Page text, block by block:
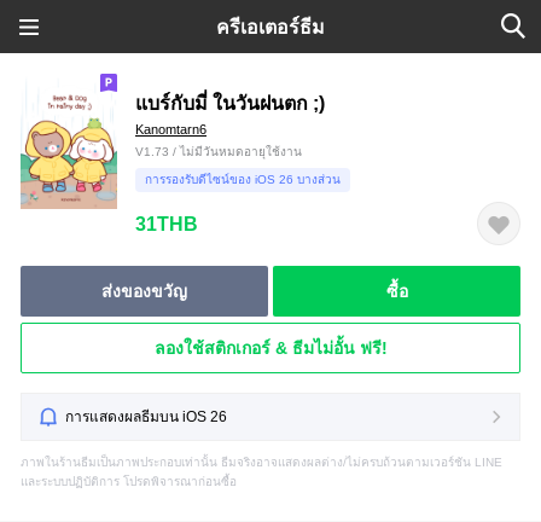
ครีเอเตอร์ธีม
แบร์กับมี่ ในวันฝนตก ;)
Kanomtarn6
V1.73 / ไม่มีวันหมดอายุใช้งาน
การรองรับดีไซน์ของ iOS 26 บางส่วน
31THB
ส่งของขวัญ ซื้อ
ลองใช้สติกเกอร์ & ธีมไม่อั้น ฟรี!
การแสดงผลธีมบน iOS 26
ภาพในร้านธีมเป็นภาพประกอบเท่านั้น ธีมจริงอาจแสดงผลต่าง/ไม่ครบถ้วนตามเวอร์ชัน LINE
และระบบปฏิบัติการ โปรดพิจารณาก่อนซื้อ